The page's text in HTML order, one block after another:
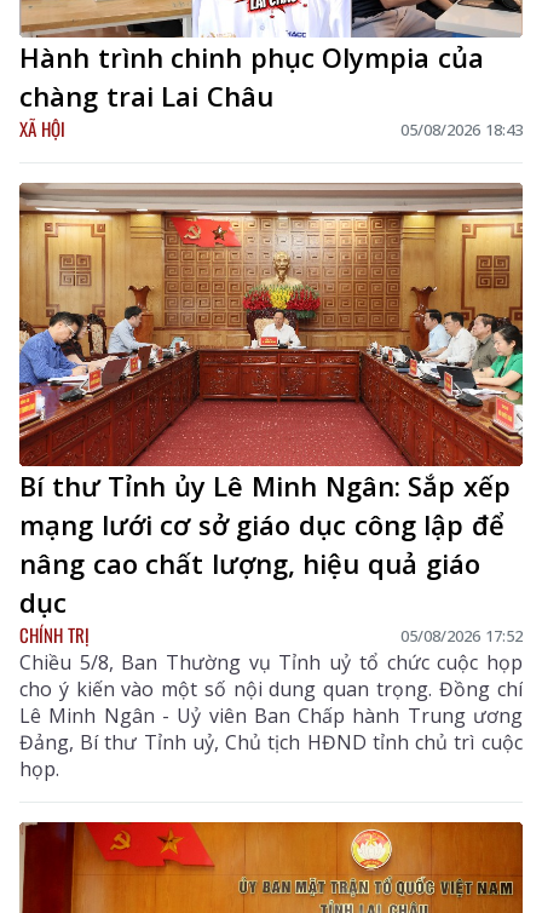
Hành trình chinh phục Olympia của
chàng trai Lai Châu
XÃ HỘI 05/08/2026 18:43
Bí thư Tỉnh ủy Lê Minh Ngân: Sắp xếp
mạng lưới cơ sở giáo dục công lập để
nâng cao chất lượng, hiệu quả giáo
dục
CHÍNH TRỊ 05/08/2026 17:52
Chiều 5/8, Ban Thường vụ Tỉnh uỷ tổ chức cuộc họp
cho ý kiến vào một số nội dung quan trọng. Đồng chí
Lê Minh Ngân - Uỷ viên Ban Chấp hành Trung ương
Đảng, Bí thư Tỉnh uỷ, Chủ tịch HĐND tỉnh chủ trì cuộc
họp.